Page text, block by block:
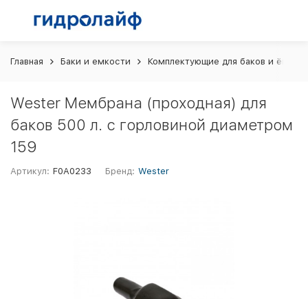
Главная Баки и емкости Комплектующие для баков и
Wester Мембрана (проходная) для
баков 500 л. с горловиной диаметром
159
Артикул: F0A0233 Бренд: Wester